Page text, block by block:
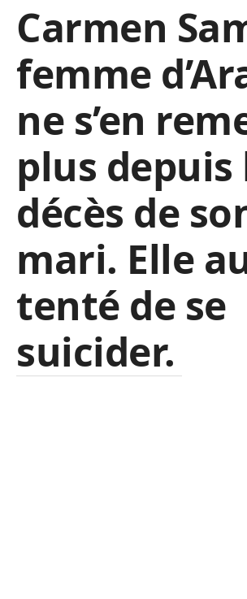
Carmen
femme
ne s’en
plus depuis
décès de
mari. Elle
tenté de se
suicider.